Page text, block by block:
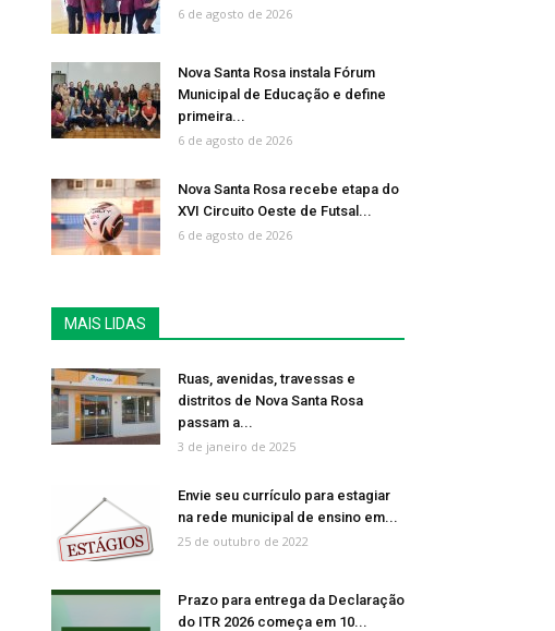
6 de agosto de 2026
Nova Santa Rosa instala Fórum
Municipal de Educação e define
primeira...
6 de agosto de 2026
Nova Santa Rosa recebe etapa do
XVI Circuito Oeste de Futsal...
6 de agosto de 2026
MAIS LIDAS
Ruas, avenidas, travessas e
distritos de Nova Santa Rosa
passam a...
3 de janeiro de 2025
Envie seu currículo para estagiar
na rede municipal de ensino em...
25 de outubro de 2022
Prazo para entrega da Declaração
do ITR 2026 começa em 10...